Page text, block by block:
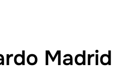
Madrid